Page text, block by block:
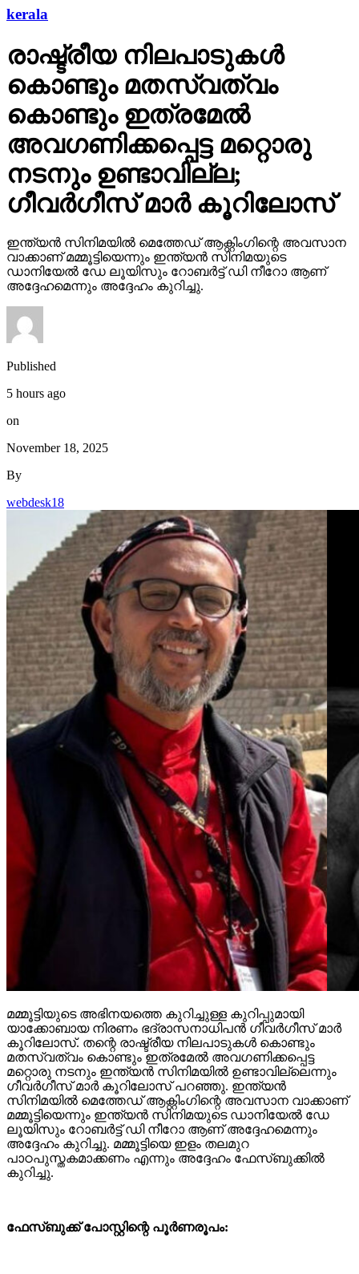
kerala
രാഷ്ട്രീയ നിലപാടുകള്‍
കൊണ്ടും മതസ്വത്വം
കൊണ്ടും ഇത്രമേല്‍
അവഗണിക്കപ്പെട്ട മറ്റൊരു
നടനും ഉണ്ടാവില്ല;
ഗീവര്‍ഗീസ് മാര്‍ കൂറിലോസ്
ഇന്ത്യന്‍ സിനിമയില്‍ മെത്തേഡ് ആക്റ്റിംഗിന്റെ അവസാന
വാക്കാണ് മമ്മൂട്ടിയെന്നും ഇന്ത്യന്‍ സിനിമയുടെ
ഡാനിയേല്‍ ഡേ ലൂയിസും റോബര്‍ട്ട് ഡി നീറോ ആണ്
അദ്ദേഹമെന്നും അദ്ദേഹം കുറിച്ചു.
Published
5 hours ago
on
November 18, 2025
By
webdesk18
മമ്മൂട്ടിയുടെ അഭിനയത്തെ കുറിച്ചുള്ള കുറിപ്പുമായി
യാക്കോബായ നിരണം ഭദ്രാസനാധിപന്‍ ഗീവര്‍ഗീസ് മാര്‍
കൂറിലോസ്. തന്റെ രാഷ്ട്രീയ നിലപാടുകള്‍ കൊണ്ടും
മതസ്വത്വം കൊണ്ടും ഇത്രമേല്‍ അവഗണിക്കപ്പെട്ട
മറ്റൊരു നടനും ഇന്ത്യന്‍ സിനിമയില്‍ ഉണ്ടാവില്ലെന്നും
ഗീവര്‍ഗീസ് മാര്‍ കൂറിലോസ് പറഞ്ഞു. ഇന്ത്യന്‍
സിനിമയില്‍ മെത്തേഡ് ആക്റ്റിംഗിന്റെ അവസാന വാക്കാണ്
മമ്മൂട്ടിയെന്നും ഇന്ത്യന്‍ സിനിമയുടെ ഡാനിയേല്‍ ഡേ
ലൂയിസും റോബര്‍ട്ട് ഡി നീറോ ആണ് അദ്ദേഹമെന്നും
അദ്ദേഹം കുറിച്ചു. മമ്മൂട്ടിയെ ഇളം തലമുറ
പാഠപുസ്തകമാക്കണം എന്നും അദ്ദേഹം ഫേസ്ബുക്കില്‍
കുറിച്ചു.
ഫേസ്ബുക്ക് പോസ്റ്റിന്റെ പൂർണരൂപം: